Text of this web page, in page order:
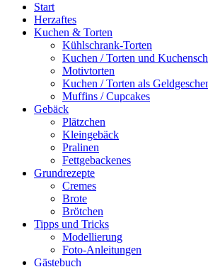
Start
Herzaftes
Kuchen & Torten
Kühlschrank-Torten
Kuchen / Torten und
Motivtorten
Kuchen / Torten als
Muffins / Cupcakes
Gebäck
Plätzchen
Kleingebäck
Pralinen
Fettgebackenes
Grundrezepte
Cremes
Brote
Brötchen
Tipps und Tricks
Modellierung
Foto-Anleitungen
Gästebuch